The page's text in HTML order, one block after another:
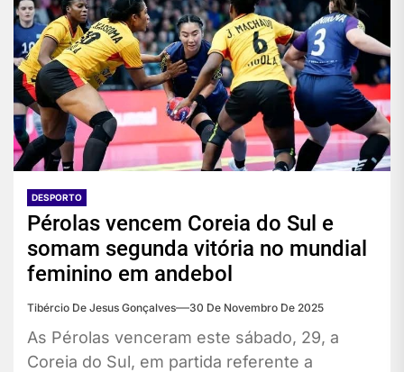
DESPORTO
Pérolas vencem Coreia do Sul e
somam segunda vitória no mundial
feminino em andebol
Tibércio De Jesus Gonçalves 30 De Novembro De 2025
As Pérolas venceram este sábado, 29, a
Coreia do Sul, em partida referente a